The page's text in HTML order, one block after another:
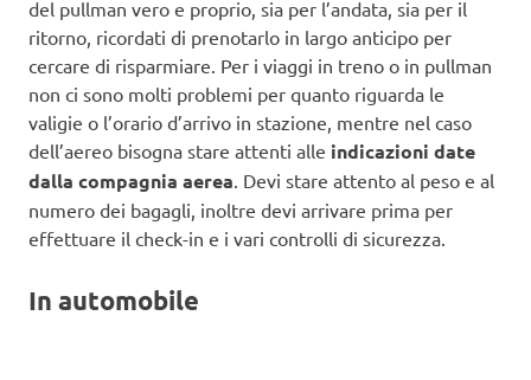
del pullman vero e proprio, sia per l’andata, sia per il
ritorno, ricordati di prenotarlo in largo anticipo per
cercare di risparmiare. Per i viaggi in treno o in pullman
non ci sono molti problemi per quanto riguarda le
valigie o l’orario d’arrivo in stazione, mentre nel caso
dell’aereo bisogna stare attenti alle indicazioni date
dalla compagnia aerea . Devi stare attento al peso e al
numero dei bagagli, inoltre devi arrivare prima per
effettuare il check-in e i vari controlli di sicurezza.
In automobile